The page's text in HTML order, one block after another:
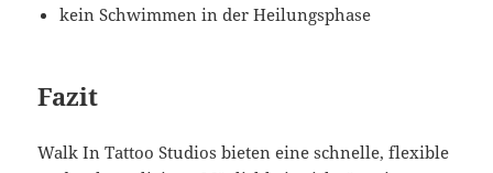
kein Schwimmen in der Heilungsphase
Fazit
Walk In Tattoo Studios bieten eine schnelle, flexible